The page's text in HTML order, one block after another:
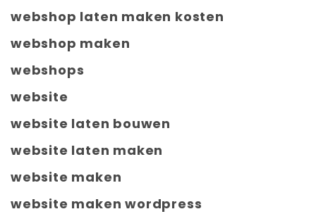
webshop laten maken kosten
webshop maken
webshops
website
website laten bouwen
website laten maken
website maken
website maken wordpress